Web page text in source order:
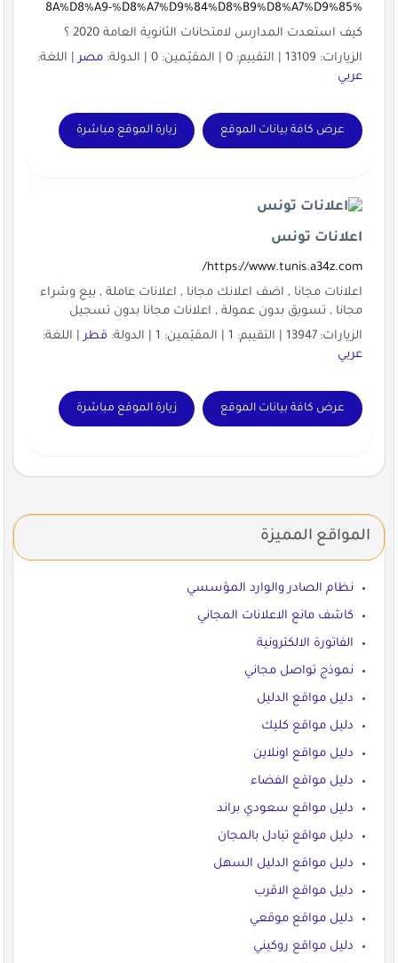
8A%D8%A9-%D8%A7%D9%84%D8%B9%D8%A7%D9%85%
كيف استعدت المدارس لامتحانات الثانوية العامة 2020 ؟
الزيارات: 13109 | التقييم: 0 | المقيّمين: 0 | الدولة:
مصر| اللغة:
عربي
عرض كافة بيانات الموقع زيارة الموقع مباشرة
اعلانات تونس
https://www.tunis.a34z.com/
اعلانات مجانا , اضف اعلانك مجانا , اعلانات عاملة , بيع وشراء
مجانا , تسويق بدون عمولة , اعلانات مجانا بدون تسجيل
الزيارات: 13947 | التقييم: 1 | المقيّمين: 1 | الدولة:
قطر| اللغة:
عربي
عرض كافة بيانات الموقع زيارة الموقع مباشرة
المواقع المميزة
نظام الصادر والوارد المؤسسي
كاشف مانع الاعلانات المجاني
الفاتورة الالكترونية
نموذج تواصل مجاني
دليل مواقع الدليل
دليل مواقع كليك
دليل مواقع اونلاين
دليل مواقع الفضاء
دليل مواقع سعودي براند
دليل مواقع تبادل بالمجان
دليل مواقع الدليل السهل
دليل مواقع الاقرب
دليل مواقع موقعي
دليل مواقع روكيني